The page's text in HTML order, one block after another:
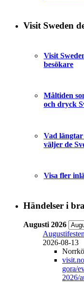
Visit Sweden
Visit
besökare
Måltiden
och dryck
Vad längtar
väljer de
Visa fler
Händelser i
Augusti 2026
2026-08-13
gora/
2026/